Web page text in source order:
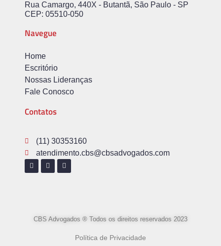
Rua Camargo, 440X - Butantã, São Paulo - SP
CEP: 05510-050
Navegue
Home
Escritório
Nossas Lideranças
Fale Conosco
Contatos
(11) 30353160
atendimento.cbs@cbsadvogados.com
CBS Advogados ® Todos os direitos reservados 2023
Política de Privacidade